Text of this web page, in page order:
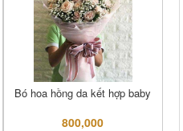
Bó hoa hồng da kết hợp baby
800,000